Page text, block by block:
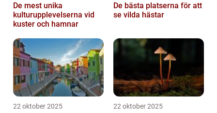
De mest unika
kulturupplevelserna vid
kuster och hamnar
De bästa platserna för att
se vilda hästar
22 oktober 2025 22 oktober 2025